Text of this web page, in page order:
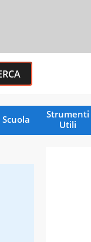
Scuola
Strumenti
Utili